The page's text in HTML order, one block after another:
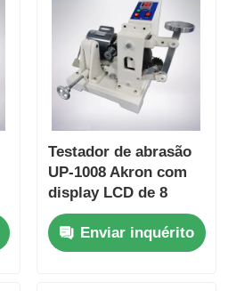
Anodizado
Testador de abrasão
UP-1008 Akron com
display LCD de 8
dígitos, ângulo de
inclinação ajustável 0
~ 45 ° e pesos de
Enviar inquérito